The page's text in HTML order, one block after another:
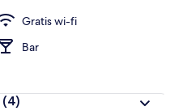
Gratis wi-fi
Bar
(4)